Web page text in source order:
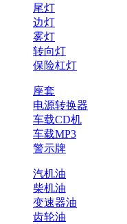
尾灯
边灯
雾灯
转向灯
保险杠灯
座套
电源转换器
车载CD机
车载MP3
警示牌
汽机油
柴机油
变速器油
齿轮油